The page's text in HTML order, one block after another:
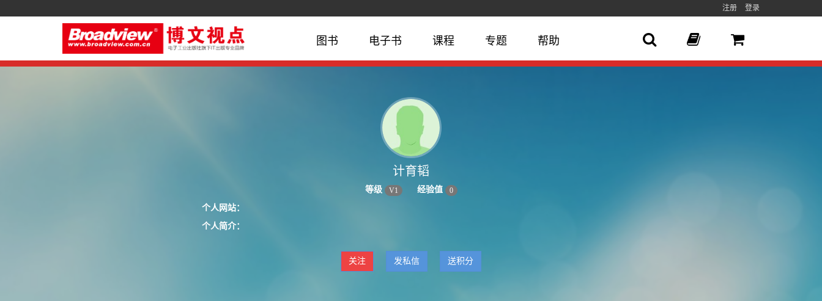
注册 登录
图书 电子书 课程 专题 帮助
计育韬
等级 V1 经验值 0
个人网站：
个人简介：
关注 发私信 送积分